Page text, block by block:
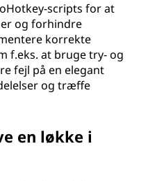
scripts for at
og forhindre
korrekte
f.eks. at bruge try- og
fejl på en elegant
og træffe
en løkke i